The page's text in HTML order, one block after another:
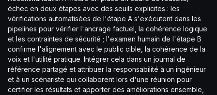
échec en deux étapes avec des seuils explicites : les
vérifications automatisées de l'étape A s'exécutent dans les
pipelines pour vérifier l'ancrage factuel, la cohérence logique
et les contraintes de sécurité ; l'examen humain de l'étape B
confirme l'alignement avec le public cible, la cohérence de la
voix et l'utilité pratique. Intégrer cela dans un journal de
référence partagé et attribuer la responsabilité à un ingénieur
et à un scénariste qui collaborent lors d'une réunion pour
certifier les résultats et apporter des améliorations ensemble,